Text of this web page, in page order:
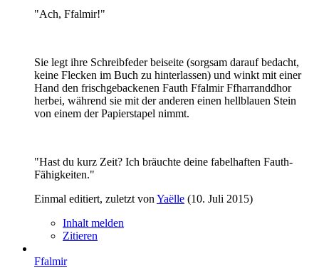
"Ach, Ffalmir!"
Sie legt ihre Schreibfeder beiseite (sorgsam darauf bedacht,
keine Flecken im Buch zu hinterlassen) und winkt mit einer
Hand den frischgebackenen Fauth Ffalmir Ffharranddhor
herbei, während sie mit der anderen einen hellblauen Stein
von einem der Papierstapel nimmt.
"Hast du kurz Zeit? Ich bräuchte deine fabelhaften Fauth-
Fähigkeiten."
Einmal editiert, zuletzt von Yaëlle (10. Juli 2015)
Inhalt melden
Zitieren
Ffalmir